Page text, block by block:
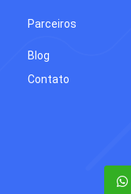
Parceiros
Blog
Contato